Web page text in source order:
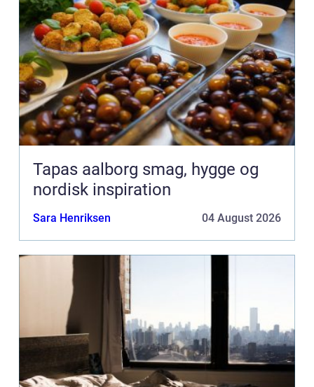
Tapas aalborg smag, hygge og
nordisk inspiration
Sara Henriksen 04 August 2026